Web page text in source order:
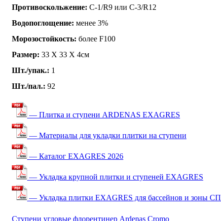
Противоскольжение: C-1/R9 или C-3/R12
Водопоглощение: менее 3%
Морозостойкость: более F100
Размер: 33 Х 33 Х 4см
Шт./упак.: 1
Шт./пал.: 92
— Плитка и ступени ARDENAS EXAGRES
— Материалы для укладки плитки на ступени
— Каталог EXAGRES 2026
— Укладка крупной плитки и ступеней EXAGRES
— Укладка плитки EXAGRES для бассейнов и зоны
Ступени угловые флорентинер Ardenas Cromo